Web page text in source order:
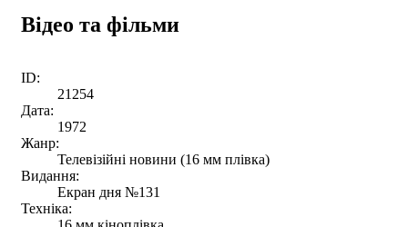
Відео та фільми
ID:
21254
Дата:
1972
Жанр:
Телевізійні новини (16 мм плівка)
Видання:
Екран дня №131
Техніка: